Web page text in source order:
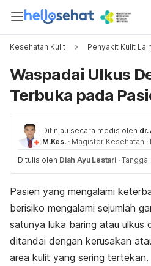
Kesehatan Kulit Penyakit Kulit
Waspadai Ulkus
Terbuka pada
Ditinjau secara medis oleh dr.
M.Kes. · Magister Kesehatan ·
Ditulis oleh Diah Ayu Lestari ·
Pasien yang mengalami
berisiko mengalami sejumlah
satunya luka baring atau ulkus
ditandai dengan kerusakan
area kulit yang sering tertekan.